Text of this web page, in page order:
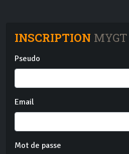
INSCRIPTION MYGT
Pseudo
Email
Mot de passe